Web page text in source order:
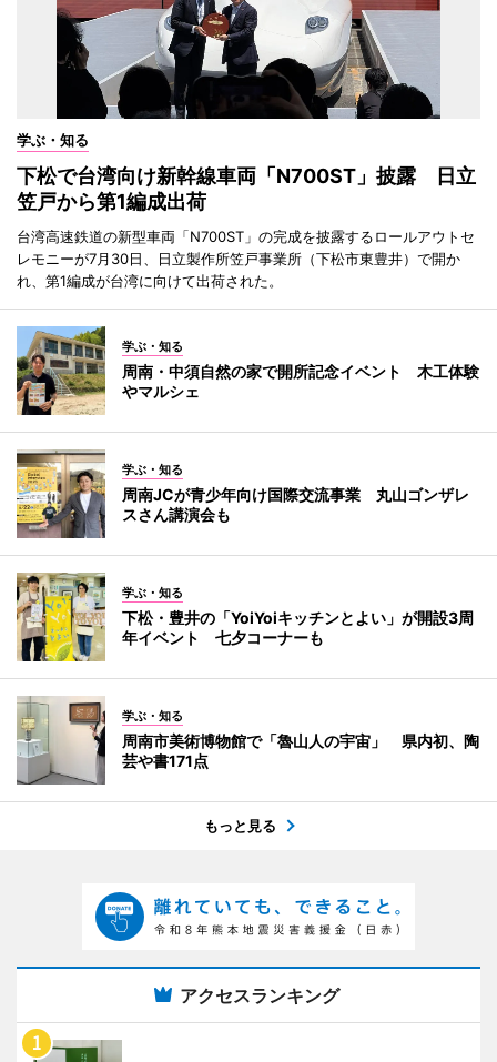
学ぶ・知る
下松で台湾向け新幹線車両「N700ST」披露 日立
笠戸から第1編成出荷
台湾高速鉄道の新型車両「N700ST」の完成を披露するロールアウトセ
レモニーが7月30日、日立製作所笠戸事業所（下松市東豊井）で開か
れ、第1編成が台湾に向けて出荷された。
学ぶ・知る
周南・中須自然の家で開所記念イベント 木工体験
やマルシェ
学ぶ・知る
周南JCが青少年向け国際交流事業 丸山ゴンザレ
スさん講演会も
学ぶ・知る
下松・豊井の「YoiYoiキッチンとよい」が開設3周
年イベント 七夕コーナーも
学ぶ・知る
周南市美術博物館で「魯山人の宇宙」 県内初、陶
芸や書171点
もっと見る
アクセスランキング